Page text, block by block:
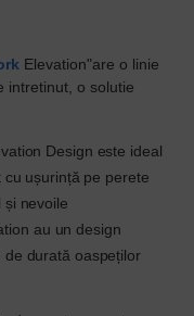
Elevation"are o linie
intretinut, o solutie
Design este ideal
ușurință pe perete
nevoile
au un design
de durată oaspeților